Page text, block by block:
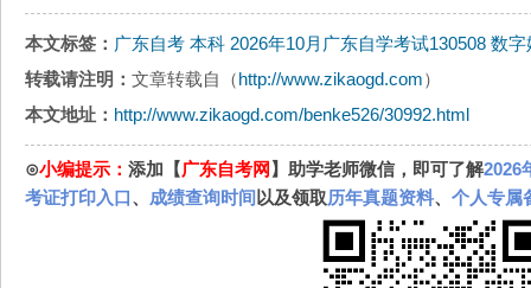
本文标签： 广东自考 本科 2026年10月广东自学考试130508 数
转载请注明： 文章转载自（http://www.zikaogd.com）
本文地址： http://www.zikaogd.com/benke526/30992.html
⊙小编提示： 添加【广东自考网 】助学老师微信，即可了解2026
考证打印入口、 成绩查询时间 以及领取历年真题资料、 个人专属